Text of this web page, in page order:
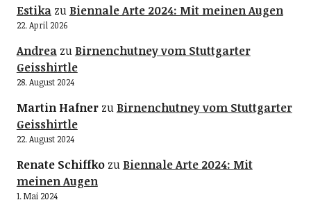
Estikazu Biennale Arte 2024: Mit meinen Augen
22. April 2026
Andreazu Birnenchutney vom Stuttgarter
Geisshirtle
28. August 2024
Martin Hafnerzu Birnenchutney vom Stuttgarter
Geisshirtle
22. August 2024
Renate Schiffkozu Biennale Arte 2024: Mit
meinen Augen
1. Mai 2024